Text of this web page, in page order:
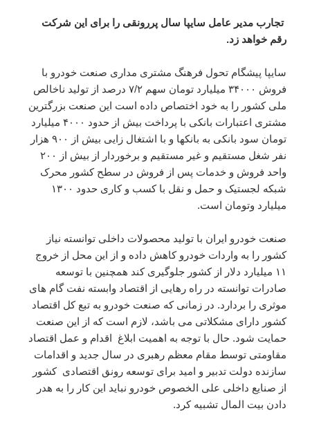
تجارب مدیر عامل سایپا سال پررونقی را برای این شرکت
رقم خواهد زد.
سایپا پیشگام تحول فرهنگ مشتری مداری صنعت خودرو با
فروش ۳۴۰۰۰ میلیارد تومان سهم ۷/۲ درصد از تولید ناخالص
ملی کشور را به خود اختصاص داده است این صنعت بزرگترین
مشتری اعتبارات بانکی با پرداخت بیش از حدود ۴۰۰۰ میلیارد
تومان سود بانکی به بانکها و با اشتغال زایی بیش از ۹۰۰ هزار
نفر شغل مستقیم و غیر مستقیم و برخوردار از بیش از ۲۰۰
واحد فروش و خدمات پس از فروش در سطح کشور محرک
شبکه لجستیک و حمل و نقل با کسب و کاری حدود ۱۳۰۰
میلیارد وتومان است.
صنعت خودرو ایران با تولید محصولات داخلی توانسته نیاز
کشور را به واردات خودرو کاهش داده و از این محل از خروج
۱۱ میلیارد دلار از کشور جلوگیری کند همچنین با توسعه
صادرات توانسته در راه رهایی از اقتصاد وابسته نفت گام های
موثری را بردارد. در زمانی که صنعت خودرو به تبع کل اقتصاد
کشور دارای مشکلاتی می باشد، لازم است که از این صنعت
حمایت شود. حال با توجه به اهمیت ابلاغ اقدام و عمل اقتصاد
مقاومتی توسط مقام معظم رهبری در سال جدید و اقدامات
سازنده دولت تدبیر و امید برای توسعه رونق اقتصادی کشور
از صنایع داخلی علی الخصوص خودرو نباید این کار را به هدر
دادن بیت المال تشبیه کرد.